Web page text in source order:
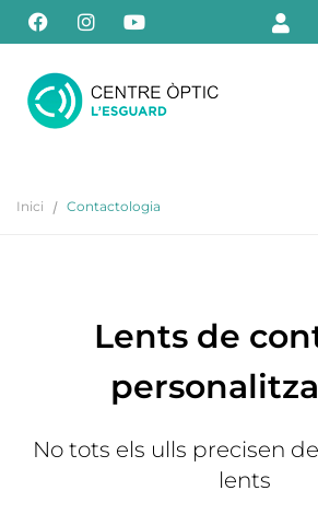
Inici Contactologia
Lents de
No tots els ulls precisen
lents